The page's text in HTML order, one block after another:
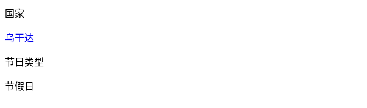
国家
乌干达
节日类型
节假日